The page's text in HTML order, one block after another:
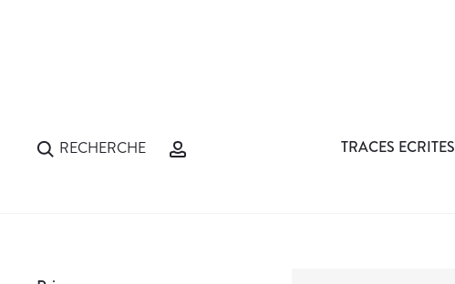
RECHERCHE TRACES ECRITES